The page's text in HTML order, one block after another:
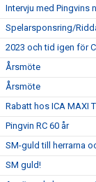
Intervju med Pingvins
Spelarsponsring/
2023 och tid igen för
Årsmöte
Årsmöte
Rabatt hos ICA MAXI
Pingvin RC 60 år
SM-guld till herrarna
SM guld!